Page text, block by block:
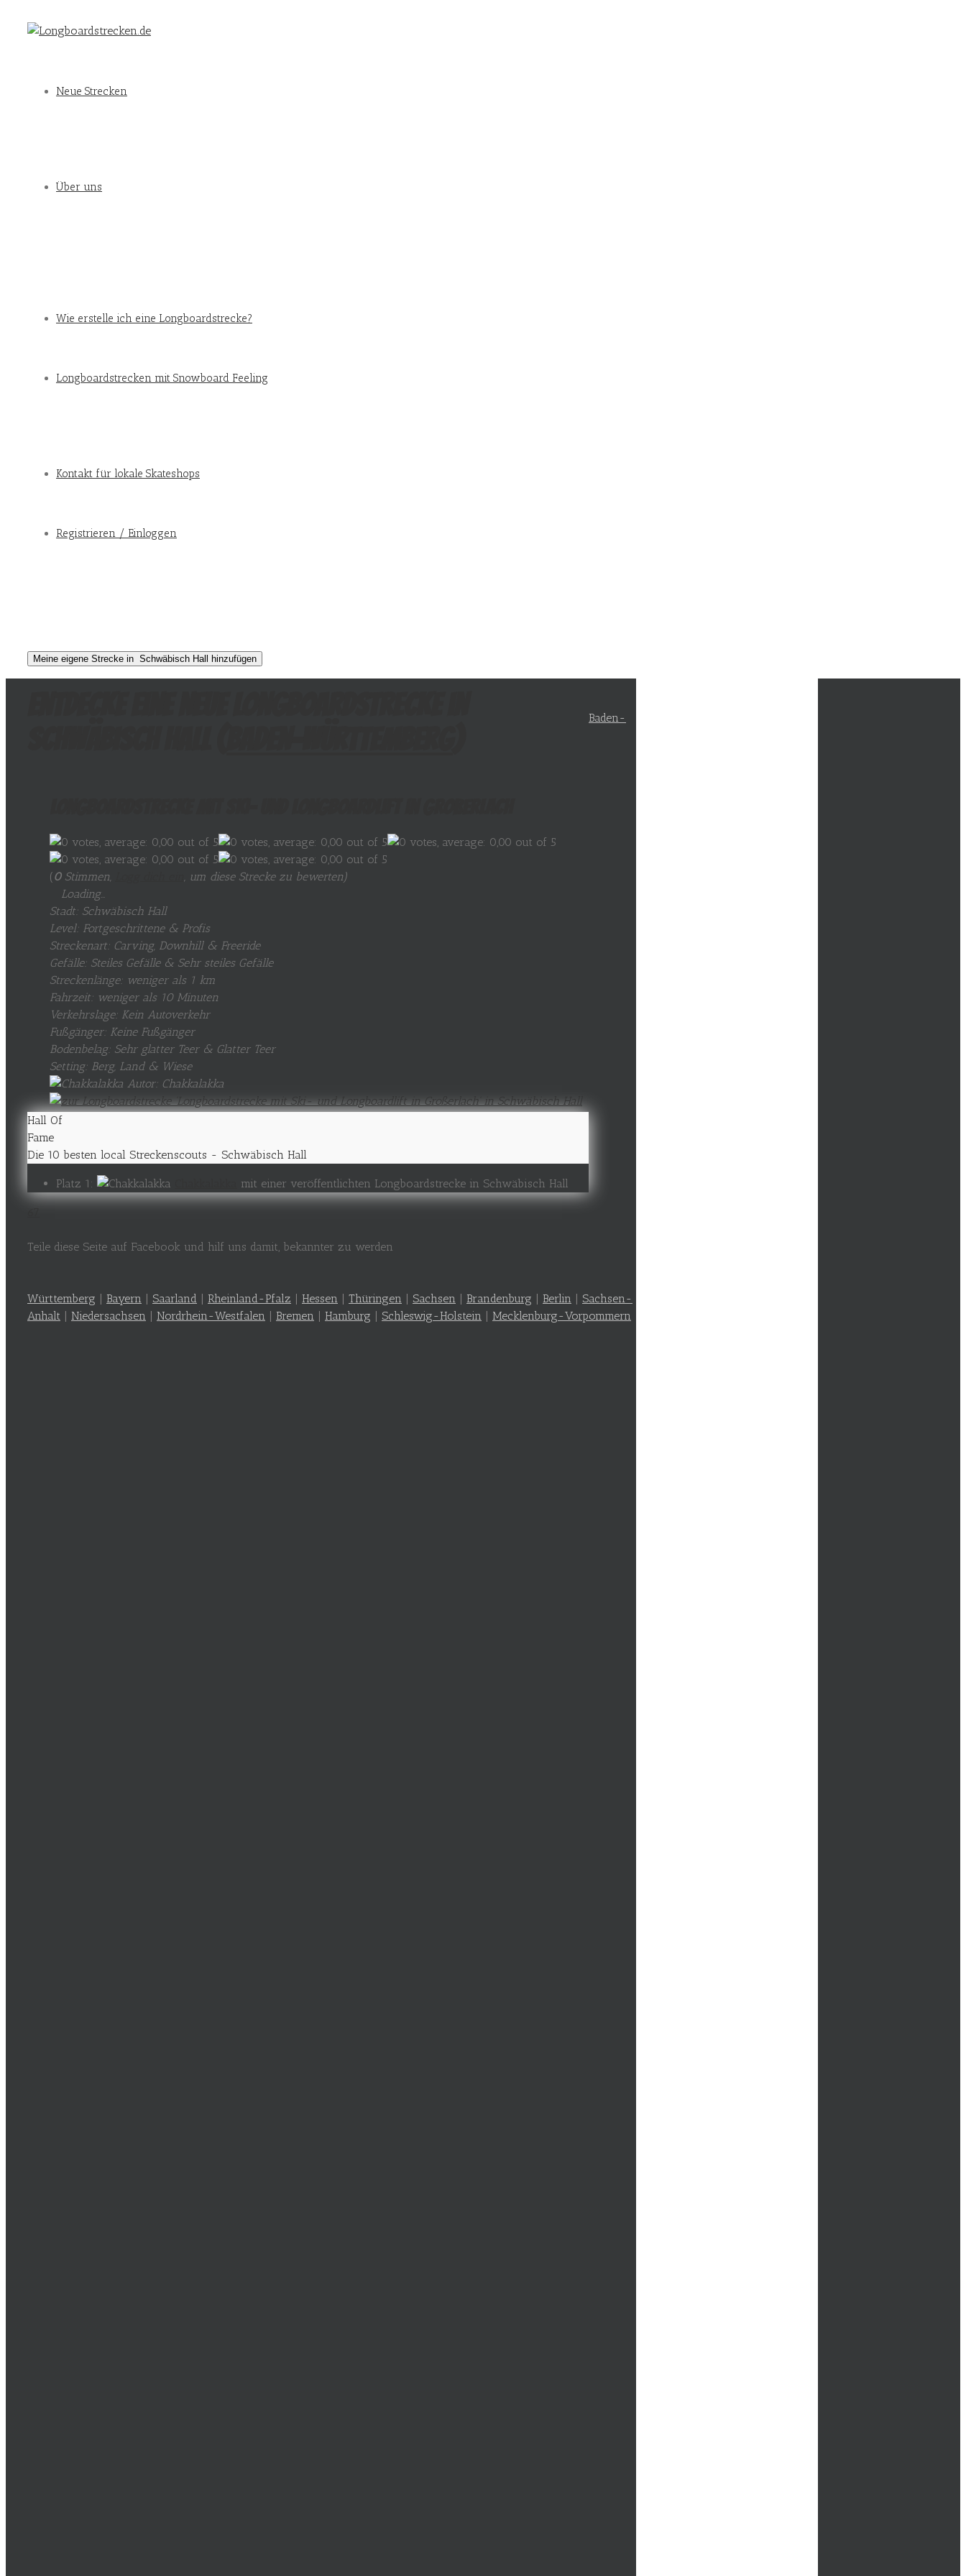
Neue Strecken
Über uns
Wie erstelle ich eine Longboardstrecke?
Longboardstrecken mit Snowboard Feeling
Kontakt für lokale Skateshops
Registrieren / Einloggen
(0Stimmen, , um diese Strecke zu bewerten)
Loading...
Stadt: Schwäbisch Hall
Level: Fortgeschrittene & Profis
Streckenart: Carving, Downhill & Freeride
Gefälle: Steiles Gefälle & Sehr steiles Gefälle
Streckenlänge: weniger als 1 km
Fahrzeit: weniger als 10 Minuten
Verkehrslage: Kein Autoverkehr
Fußgänger: Keine Fußgänger
Bodenbelag: Sehr glatter Teer & Glatter Teer
Setting: Berg, Land & Wiese
Autor: Chakkalakka
Hall Of
Fame
Die 10 besten local Streckenscouts - Schwäbisch Hall
Platz 1: mit einer veröffentlichten Longboardstrecke in Schwäbisch Hall
Teile diese Seite auf Facebook und hilf uns damit, bekannter zu werden
Baden-
Württemberg | Bayern | Saarland | Rheinland-Pfalz | Hessen | Thüringen | Sachsen | Brandenburg | Berlin | Sachsen-
Anhalt | Niedersachsen | Nordrhein-Westfalen | Bremen | Hamburg | Schleswig-Holstein | Mecklenburg-Vorpommern